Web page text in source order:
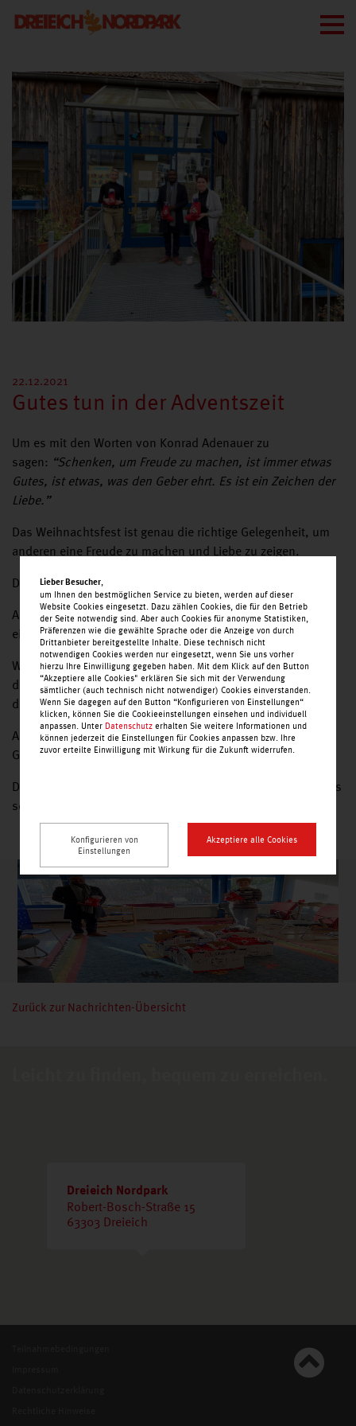
22.12.2021
Gutes tun in der Adventszeit
Um es mit den Worten von Konrad Adenauer zu
sagen: “Schenken, um Freude zu machen, ist immer etwas
Gutes, ist etwas, was den Geber ehrt. Es ist ein Zeichen der
Liebe.”
Das Weihnachtsfest ist genau die richtige Gelegenheit, um
anderen eine Freude zu machen und Liebe zu zeigen.
Das Jahr 2021 war für uns alle, vor allem für Kinder, schwer.
Aus diesem Grund haben wir es uns zur Aufgabe gemacht
einige Kinderaugen zum Leuchten zu bringen.
Wir haben zum Nikolaus am 06.12.2021
die Kindertagesstätte am Wilhelmshof und
die Kindertagesstätte am Horst Schmidt Ring besucht.
Alle Kinder bekamen Nikolausstrümpfe gefüllt mit kleinen
Geschenken und Kinderschokolade überreicht.
Die Freude und die Dankbarkeit der Kinder waren für uns das
schönste Geschenk.
Zurück zur Nachrichten-Übersicht
Dreieich Nordpark
Robert-Bosch-Straße 15
63303 Dreieich
Lieber Besucher
um Ihnen den bestmöglichen Service zu bieten, werden auf dieser
Website Cookies eingesetzt. Dazu zählen Cookies, die für den Betrieb
der Seite notwendig sind. Aber auch Cookies für anonyme Statistiken,
Präferenzen wie die gewählte Sprache oder die Anzeige von durch
Drittanbieter bereitgestellte Inhalte. Diese technisch nicht
notwendigen Cookies werden nur eingesetzt, wenn Sie uns vorher
hierzu Ihre Einwilligung gegeben haben. Mit dem Klick auf den Button
“Akzeptiere alle Cookies" erklären Sie sich mit der Verwendung
sämtlicher (auch technisch nicht notwendiger) Cookies einverstanden.
Wenn Sie dagegen auf den Button “Konfigurieren von Einstellungen“
klicken, können Sie die Cookieeinstellungen einsehen und individuell
anpassen. Unter Datenschutz erhalten Sie weitere Informationen und
können jederzeit die Einstellungen für Cookies anpassen bzw. Ihre
zuvor erteilte Einwilligung mit Wirkung für die Zukunft widerrufen.
Konfigurieren von
Einstellungen
Akzeptiere alle Cookies